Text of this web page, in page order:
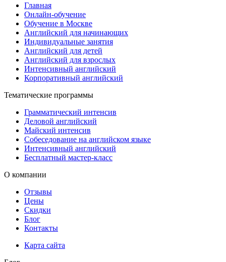
Главная
Онлайн-обучение
Обучение в Москве
Английский для начинающих
Индивидуальные занятия
Английский для детей
Английский для взрослых
Интенсивный английский
Корпоративный английский
Тематические программы
Грамматический интенсив
Деловой английский
Майский интенсив
Собеседование на английском языке
Интенсивный английский
Бесплатный мастер-класс
О компании
Отзывы
Цены
Скидки
Блог
Контакты
Карта сайта